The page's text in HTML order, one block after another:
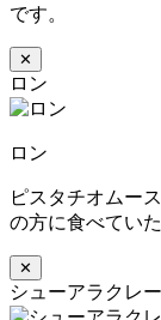
です。
✕
ロン
ロン
ピスタチオムー
の方に食べてい
✕
シューアラクレ